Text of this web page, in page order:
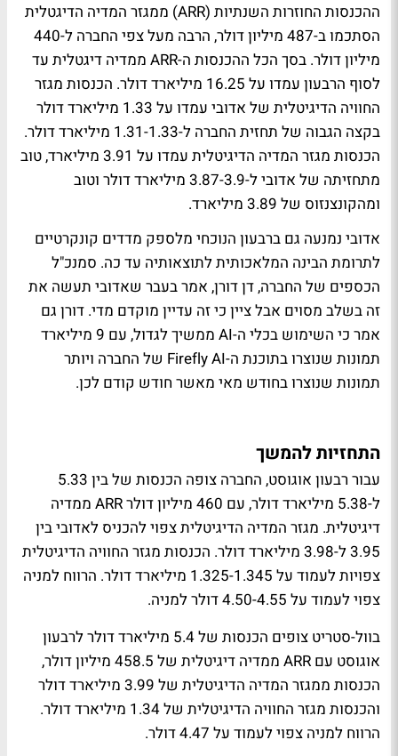
ההכנסות החוזרות השנתיות (ARR) ממגזר המדיה הדיגטלית
הסתכמו ב-487 מיליון דולר, הרבה מעל צפי החברה ל-440
מיליון דולר. בסך הכל ההכנסות ה-ARR ממדיה דיגטלית עד
לסוף הרבעון עמדו על 16.25 מיליארד דולר. הכנסות מגזר
החוויה הדיגיטלית של אדובי עמדו על 1.33 מיליארד דולר
בקצה הגבוה של תחזית החברה ל-1.31-1.33 מיליארד דולר.
הכנסות מגזר המדיה הדיגיטלית עמדו על 3.91 מיליארד, טוב
מתחזיתה של אדובי ל-3.87-3.9 מיליארד דולר וטוב
ומהקונצנזוס של 3.89 מיליארד.
אדובי נמנעה גם ברבעון הנוכחי מלספק מדדים קונקרטיים
לתרומת הבינה המלאכותית לתוצאותיה עד כה. סמנכ"ל
הכספים של החברה, דן דורן, אמר בעבר שאדובי תעשה את
זה בשלב מסוים אבל ציין כי זה עדיין מוקדם מדי. דורן גם
אמר כי השימוש בכלי ה-AI ממשיך לגדול, עם 9 מיליארד
תמונות שנוצרו בתוכנת ה-Firefly AI של החברה ויותר
תמונות שנוצרו בחודש מאי מאשר חודש קודם לכן.
התחזיות להמשך
עבור רבעון אוגוסט, החברה צופה הכנסות של בין 5.33
ל-5.38 מיליארד דולר, עם 460 מיליון דולר ARR ממדיה
דיגיטלית. מגזר המדיה הדיגיטלית צפוי להכניס לאדובי בין
3.95 ל-3.98 מיליארד דולר. הכנסות מגזר החוויה הדיגיטלית
צפויות לעמוד על 1.325-1.345 מיליארד דולר. הרווח למניה
צפוי לעמוד על 4.50-4.55 דולר למניה.
בוול-סטריט צופים הכנסות של 5.4 מיליארד דולר לרבעון
אוגוסט עם ARR ממדיה דיגיטלית של 458.5 מיליון דולר,
הכנסות ממגזר המדיה הדיגיטלית של 3.99 מיליארד דולר
והכנסות מגזר החוויה הדיגיטלית של 1.34 מיליארד דולר.
הרווח למניה צפוי לעמוד על 4.47 דולר.